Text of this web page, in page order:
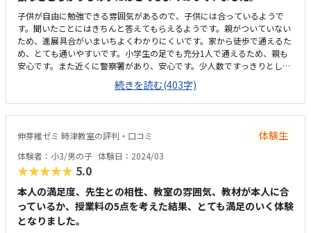
子供が自由に勉強できる雰囲気があるので、子供には合っているようで
す。聞いたことにはきちんと答えてもらえるようです。親がついていない
ため、進展具合がいまいちよくわかりにくいです。家から徒歩で通えるた
め、とても通いやすいです。小学生の足でも充分1人で通えるため、親も
安心です。また近くに警察署があり、安心です。少人数ですっきりとして
いて、落ち着いて勉強できる環境です。また、1人で使うスペースが広く
用意されているため、贅沢に教室を使わせてもらっていると思います。実
際の相場からはややお得な感じなのかなと思います。また、月に2回のと
ころもある中。こちらは毎週通えるのもありがたいです。とにかく、子供
はプログラミングが楽しいようで、毎回楽しみに通っています。帰ってき
たときには毎回とても楽しかったと言って帰ってきます。今のところ特に
ありません。もう少し、進み具合がよくわかるようなテキストがあればい
いなと思います。
続きを読む(403字)
伸芽維ゼミ 時津教室の評判・口コミ 体験生
体験者：小3/男の子 体験日：2024/03
★★★★★ 5.0
本人の満足度、先生との相性、教室の雰囲気、教材が本人に合
っているか、授業料の5点を考えた結果、とても満足のいく体験
となりました。